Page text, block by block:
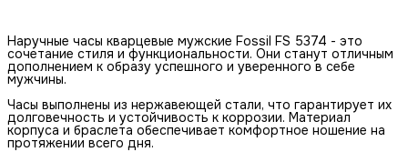
Наручные часы кварцевые мужские Fossil FS 5374 - это
сочетание стиля и функциональности. Они станут отличным
дополнением к образу успешного и уверенного в себе
мужчины.
Часы выполнены из нержавеющей стали, что гарантирует их
долговечность и устойчивость к коррозии. Материал
корпуса и браслета обеспечивает комфортное ношение на
протяжении всего дня.